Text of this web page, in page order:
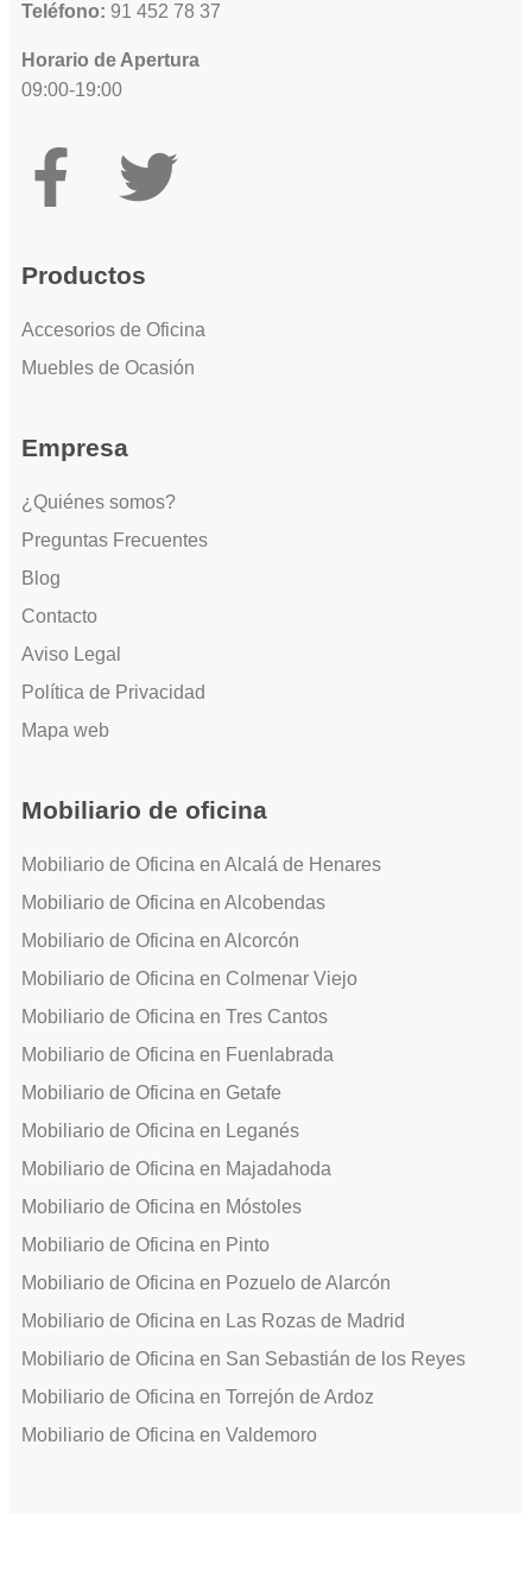
Teléfono: 91 452 78 37
Horario de Apertura
09:00-19:00
Productos
Accesorios de Oficina
Muebles de Ocasión
Empresa
¿Quiénes somos?
Preguntas Frecuentes
Blog
Contacto
Aviso Legal
Política de Privacidad
Mapa web
Mobiliario de oficina
Mobiliario de Oficina en Alcalá de Henares
Mobiliario de Oficina en Alcobendas
Mobiliario de Oficina en Alcorcón
Mobiliario de Oficina en Colmenar Viejo
Mobiliario de Oficina en Tres Cantos
Mobiliario de Oficina en Fuenlabrada
Mobiliario de Oficina en Getafe
Mobiliario de Oficina en Leganés
Mobiliario de Oficina en Majadahoda
Mobiliario de Oficina en Móstoles
Mobiliario de Oficina en Pinto
Mobiliario de Oficina en Pozuelo de Alarcón
Mobiliario de Oficina en Las Rozas de Madrid
Mobiliario de Oficina en San Sebastián de los Reyes
Mobiliario de Oficina en Torrejón de Ardoz
Mobiliario de Oficina en Valdemoro